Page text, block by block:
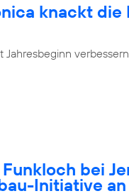
knackt die
bei
Initiative an